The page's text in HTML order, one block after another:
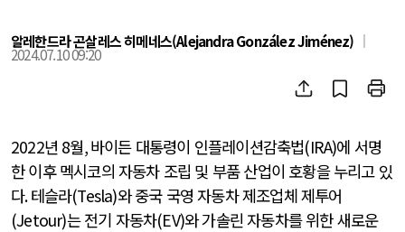
알레한드라 곤살레스 히메네스(Alejandra González Jiménez)
2024.07.10 09:20
2022년 8월,바이든 대통령이 인플레이션감축법(IRA)에 서명
한 이후 멕시코의 자동차 조립 및 부품 산업이 호황을 누리고 있
다.테슬라(Tesla)와 중국 국영 자동차 제조업체 제투어
(Jetour)는 전기 자동차(EV)와 가솔린 자동차를 위한 새로운